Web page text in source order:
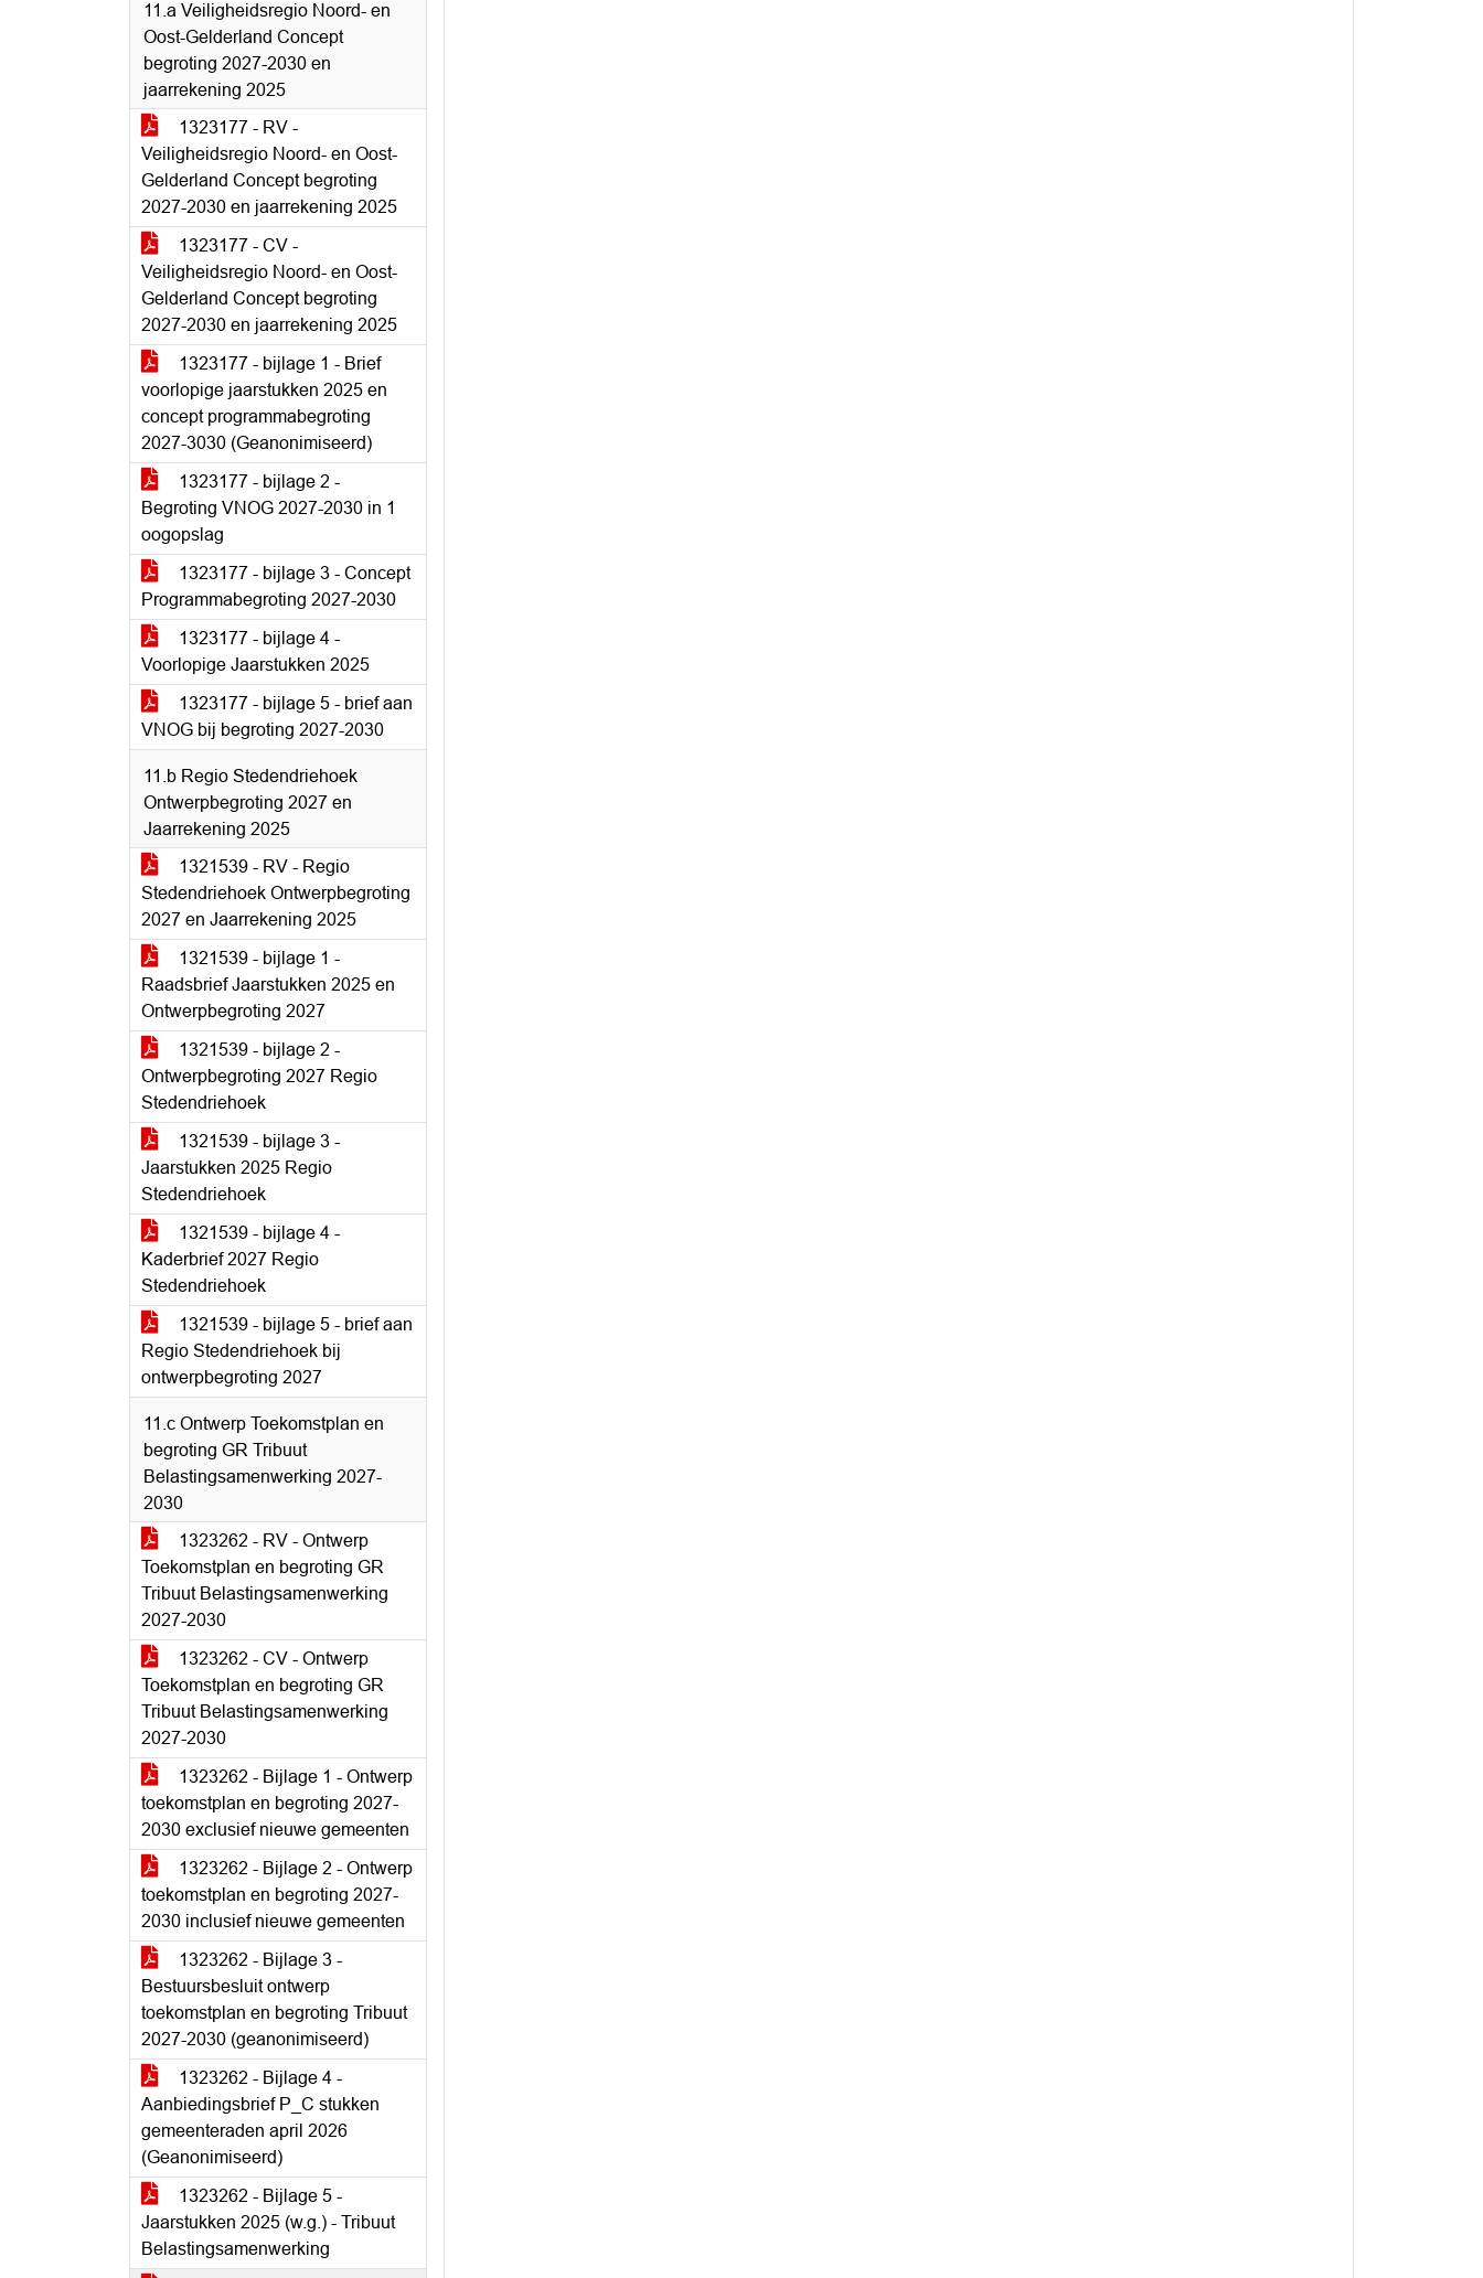
11.a Veiligheidsregio Noord- en
Oost-Gelderland Concept
begroting 2027-2030 en
jaarrekening 2025
1323177 - RV -
Veiligheidsregio Noord- en Oost-
Gelderland Concept begroting
2027-2030 en jaarrekening 2025
1323177 - CV -
Veiligheidsregio Noord- en Oost-
Gelderland Concept begroting
2027-2030 en jaarrekening 2025
1323177 - bijlage 1 - Brief
voorlopige jaarstukken 2025 en
concept programmabegroting
2027-3030 (Geanonimiseerd)
1323177 - bijlage 2 -
Begroting VNOG 2027-2030 in 1
oogopslag
1323177 - bijlage 3 - Concept
Programmabegroting 2027-2030
1323177 - bijlage 4 -
Voorlopige Jaarstukken 2025
1323177 - bijlage 5 - brief aan
VNOG bij begroting 2027-2030
11.b Regio Stedendriehoek
Ontwerpbegroting 2027 en
Jaarrekening 2025
1321539 - RV - Regio
Stedendriehoek Ontwerpbegroting
2027 en Jaarrekening 2025
1321539 - bijlage 1 -
Raadsbrief Jaarstukken 2025 en
Ontwerpbegroting 2027
1321539 - bijlage 2 -
Ontwerpbegroting 2027 Regio
Stedendriehoek
1321539 - bijlage 3 -
Jaarstukken 2025 Regio
Stedendriehoek
1321539 - bijlage 4 -
Kaderbrief 2027 Regio
Stedendriehoek
1321539 - bijlage 5 - brief aan
Regio Stedendriehoek bij
ontwerpbegroting 2027
11.c Ontwerp Toekomstplan en
begroting GR Tribuut
Belastingsamenwerking 2027-
2030
1323262 - RV - Ontwerp
Toekomstplan en begroting GR
Tribuut Belastingsamenwerking
2027-2030
1323262 - CV - Ontwerp
Toekomstplan en begroting GR
Tribuut Belastingsamenwerking
2027-2030
1323262 - Bijlage 1 - Ontwerp
toekomstplan en begroting 2027-
2030 exclusief nieuwe gemeenten
1323262 - Bijlage 2 - Ontwerp
toekomstplan en begroting 2027-
2030 inclusief nieuwe gemeenten
1323262 - Bijlage 3 -
Bestuursbesluit ontwerp
toekomstplan en begroting Tribuut
2027-2030 (geanonimiseerd)
1323262 - Bijlage 4 -
Aanbiedingsbrief P_C stukken
gemeenteraden april 2026
(Geanonimiseerd)
1323262 - Bijlage 5 -
Jaarstukken 2025 (w.g.) - Tribuut
Belastingsamenwerking